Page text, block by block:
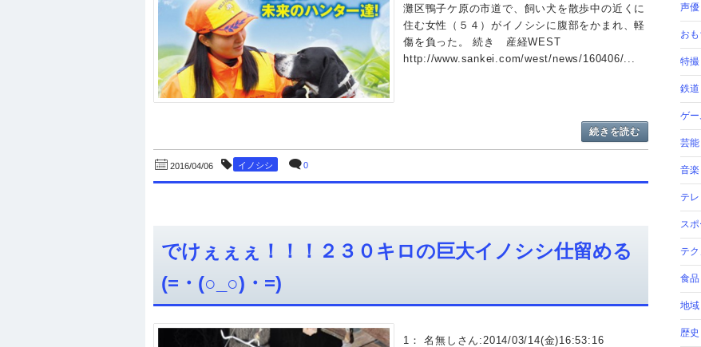
灘区鴨子ケ原の市道で、飼い犬を散歩中の近くに
住む女性（５４）がイノシシに腹部をかまれ、軽
傷を負った。 続き 産経WEST
http://www.sankei.com/west/news/160406/...
続きを読む
2016/04/06 イノシシ 0
でけぇぇぇ！！！２３０キロの巨大イノシシ仕留める
(=・(○_○)・=)
1： 名無しさん:2014/03/14(金)16:53:16
声優
お
特撮
鉄道
ゲー
芸能
音楽
テ
ス
テ
食品
地域
歴史